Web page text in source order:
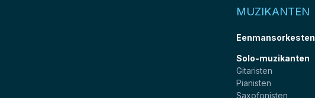
MUZIKANTEN
Eenmansorkesten
Solo-muzikanten
Gitaristen
Pianisten
Saxofonisten